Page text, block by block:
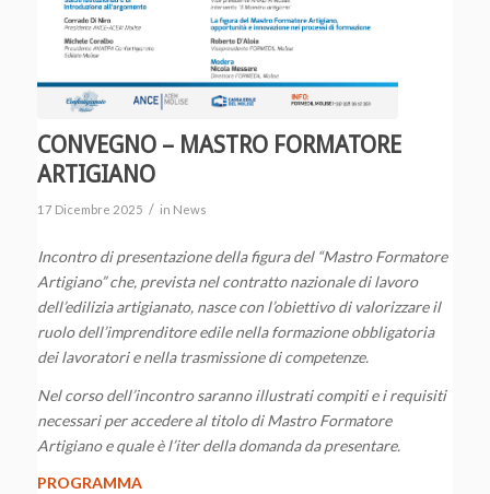
CONVEGNO – MASTRO FORMATORE
ARTIGIANO
17 Dicembre 2025 / in News
Incontro di presentazione della figura del “Mastro Formatore
Artigiano” che, prevista nel contratto nazionale di lavoro
dell’edilizia artigianato, nasce con l’obiettivo di valorizzare il
ruolo dell’imprenditore edile nella formazione obbligatoria
dei lavoratori e nella trasmissione di competenze.
Nel corso dell’incontro saranno illustrati compiti e i requisiti
necessari per accedere al titolo di Mastro Formatore
Artigiano e quale è l’iter della domanda da presentare.
PROGRAMMA